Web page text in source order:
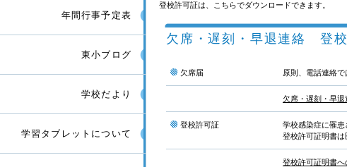
登校許可証は、こちらでダウンロードできます。
欠席・遅刻・早退連絡 登
欠席届 原則、電話連絡
欠席・遅刻・早退
登校許可証
学校感染症に罹患
登校許可証明書は
登校許可証明書へ
年間行事予定表
東小ブログ
学校だより
学習タブレットについて